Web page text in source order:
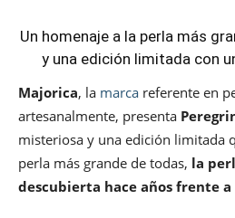
Un homenaje a la perla más
y una edición limitada con
Majorica, la marca referente en
artesanalmente, presenta
misteriosa y una edición limitada
perla más grande de todas, la
descubierta hace años frente a